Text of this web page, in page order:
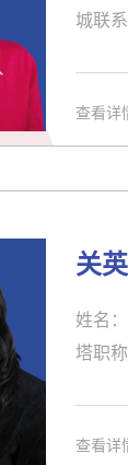
城联
辽宁
阳市
导研
《
blic of
查看详
关
姓名
塔职
02.09
查看详